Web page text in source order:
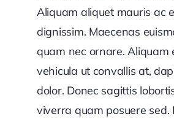
Aliquam aliquet mauris ac
dignissim. Maecenas
quam nec ornare. Aliquam
vehicula ut convallis at,
dolor. Donec sagittis
viverra quam posuere sed.